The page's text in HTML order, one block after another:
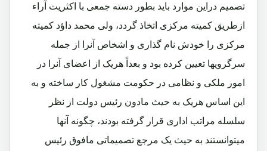
تصمیم دراین موارد باید بطور دسته جمعی با اکثریت آراء
ازطریق کمیته مرکزی اتخاذ گردد، ولی محمد داؤد کمیته
مرکزی را خودش نام گذاری و اشخاص آنرا از جمله
سرگروپها تعیین کرده بود و بعداً هریک از اعضای آنرا در
امور ملکی و نظامی در حکومت مشغول کار ساخته و به
این اساس هریک به حیث مادون رئیس دولت از نظر
سلسله مراتب اداری قرار گرفته بودند، چگونه آنها
میتوانستند به حیث یک مرجع تصمیماتی مافوق رئیس